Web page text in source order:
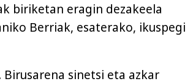
biriketan eragin dezakeela
Berriak, esaterako, ikuspegi
sinetsi eta azkar